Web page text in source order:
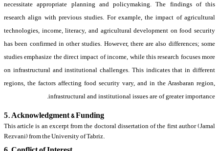
necessitate appropriate planning and policymaking. The findings of this
research align with previous studies. For example, the impact of agricultural
technologies, income, literacy, and agricultural development on food security
has been confirmed in other studies. However, there are also differences; some
studies emphasize the direct impact of income, while this research focuses more
on infrastructural and institutional challenges. This indicates that in different
regions, the factors affecting food security vary, and in the Arasbaran region,
infrastructural and institutional issues are of greater importance.
5. Acknowledgment & Funding
This article is an excerpt from the doctoral dissertation of the first author (Jamal
Rezvani) from the University of Tabriz.